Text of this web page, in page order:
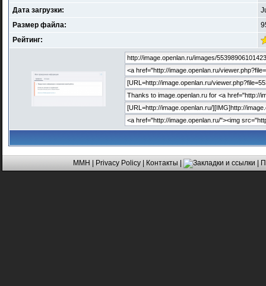
Дата загрузки:
Размер файла:
Рейтинг:
MMH | Privacy Policy| Контакты | |